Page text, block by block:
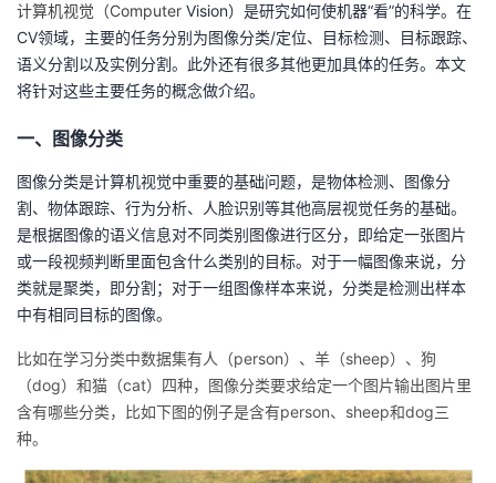
主
页
的
开
发
者
我
的
博
客
我
的
论
我
的
我
计算机视觉（Computer Vision）是研究如何使机器“看”的科学。在
CV领域，主要的任务分别为图像分类/定位、目标检测、目标跟踪、
语义分割以及实例分割。此外还有很多其他更加具体的任务。本文
将针对这些主要任务的概念做介绍。
一、图像分类
图像分类是计算机视觉中重要的基础问题，是物体检测、图像分
割、物体跟踪、行为分析、人脸识别等其他高层视觉任务的基础。
是根据图像的语义信息对不同类别图像进行区分，即给定一张图片
或一段视频判断里面包含什么类别的目标。对于一幅图像来说，分
类就是聚类，即分割；对于一组图像样本来说，分类是检测出样本
中有相同目标的图像。
比如在学习分类中数据集有人（person）、羊（sheep）、狗
（dog）和猫（cat）四种，图像分类要求给定一个图片输出图片里
含有哪些分类，比如下图的例子是含有person、sheep和dog三
种。